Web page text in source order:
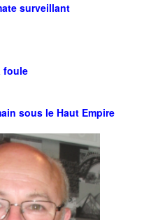
surveillant
foule
sous le Haut Empire